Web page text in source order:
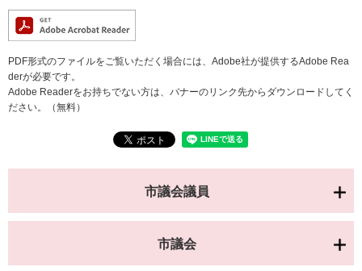
PDF形式のファイルをご覧いただく場合には、Adobe社が提供するAdobe Rea
derが必要です。
Adobe Readerをお持ちでない方は、バナーのリンク先からダウンロードしてく
ださい。（無料）
市議会議員
市議会